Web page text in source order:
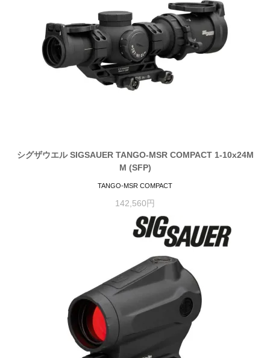
シグザウエル SIGSAUER TANGO-MSR COMPACT 1-10x24M
M (SFP)
TANGO-MSR COMPACT
142,560円